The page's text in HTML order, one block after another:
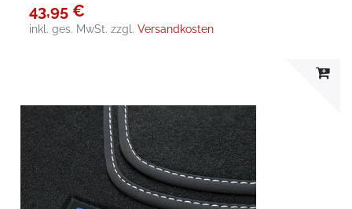
43,95 €
inkl. ges. MwSt. zzgl.Versandkosten